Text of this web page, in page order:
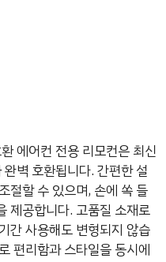
에어컨 전용 리모컨은 최신
벽 호환됩니다. 간편한 설
절할 수 있으며, 손에 쏙 들
제공합니다. 고품질 소재로
간 사용해도 변형되지 않습
편리함과 스타일을 동시에